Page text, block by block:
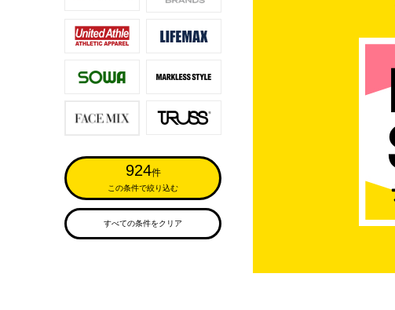
924件
この条件で絞り込む
すべての条件をクリア